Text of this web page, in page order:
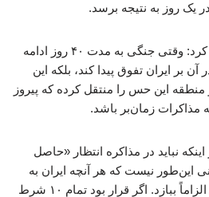
یک روز به نتیجه برسد.
بنا بر روایت ایرنا، وی اضافه کرد: وقتی جنگی به مدت ۴۰ روز ادامه
آن بر ایران تفوق پیدا کند، بلکه این
منطقه این حس را منتقل کرده که پیروز
زمان‌بر باشد.
اینکه نباید در مذاکره انتظار «حاصل
نیست که هر آنچه ایران به
دست می‌آورد، طرف مقابل الزاماً ببازد. اگر قرار بود تمام ۱۰ شرط